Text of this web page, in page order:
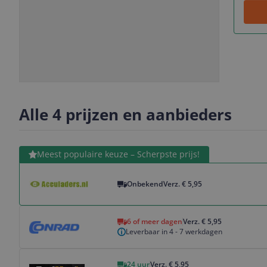
Alle 4 prijzen en aanbieders
Meest populaire keuze – Scherpste prijs!
OnbekendVerz. € 5,95
Bekijk product
6 of meer dagenVerz. € 5,95
Leverbaar in 4 - 7 werkdagen
24 uurVerz. € 5,95